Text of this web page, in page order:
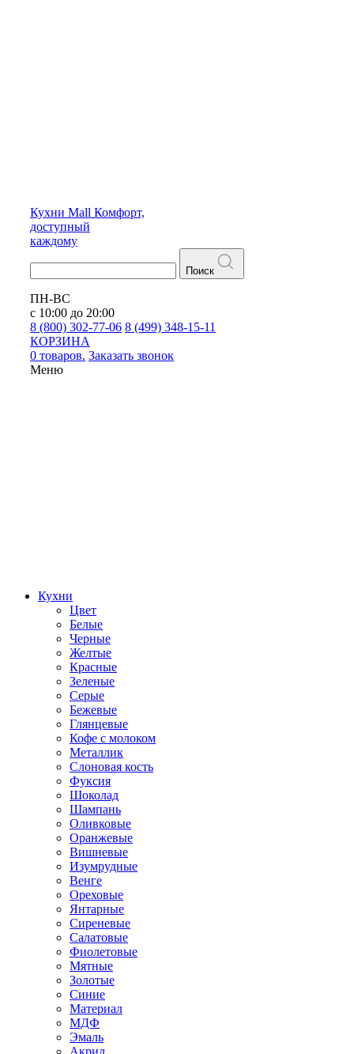
Кухни Mall Комфорт,
доступный
каждому
Поиск
ПН-ВС
с 10:00 до 20:00
8 (800) 302-77-06 8 (499) 348-15-11
КОРЗИНА
0 товаров. Заказать звонок
Меню
Кухни
Цвет
Белые
Черные
Желтые
Красные
Зеленые
Серые
Бежевые
Глянцевые
Кофе с молоком
Металлик
Слоновая кость
Фуксия
Шоколад
Шампань
Оливковые
Оранжевые
Вишневые
Изумрудные
Венге
Ореховые
Янтарные
Сиреневые
Салатовые
Фиолетовые
Мятные
Золотые
Синие
Материал
МДФ
Эмаль
Акрил